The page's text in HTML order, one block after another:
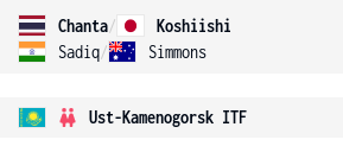
Chanta/
Koshiishi
Sadiq/ Simmons
Ust-Kamenogorsk ITF